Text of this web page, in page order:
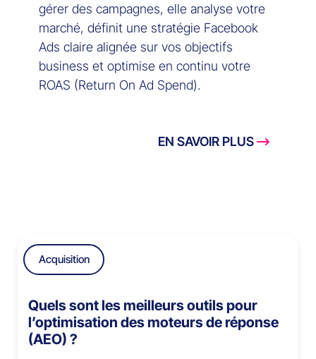
gérer des campagnes, elle analyse votre
marché, définit une stratégie Facebook
Ads claire alignée sur vos objectifs
business et optimise en continu votre
ROAS (Return On Ad Spend).
EN SAVOIR PLUS
Acquisition
Quels sont les meilleurs outils pour
l’optimisation des moteurs de réponse
(AEO) ?